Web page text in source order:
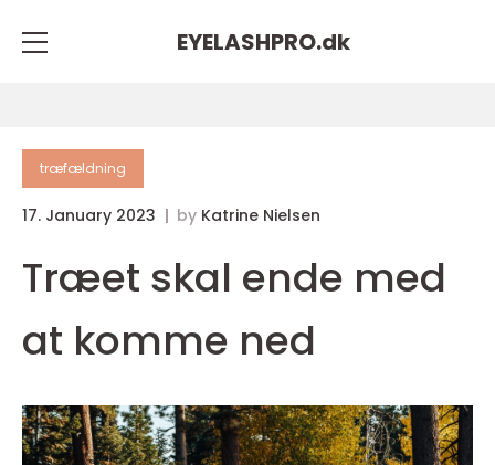
EYELASHPRO.dk
træfældning
17. January 2023 by Katrine Nielsen
Træet skal ende med
at komme ned